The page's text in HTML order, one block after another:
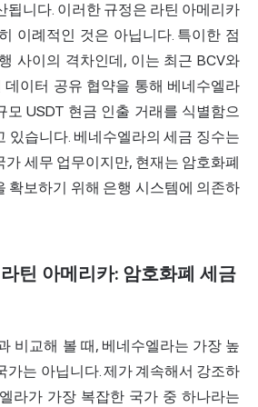
됩니다. 이러한 규정은 라틴 아메리카
이례적인 것은 아닙니다. 특이한 점
사이의 격차인데, 이는 최근 BCV와
데이터 공유 협약을 통해 베네수엘라
모 USDT 현금 인출 거래를 식별함으
있습니다. 베네수엘라의 세금 징수는
세무 업무이지만, 현재는 암호화폐
확보하기 위해 은행 시스템에 의존하
틴 아메리카: 암호화폐 세금
비교해 볼 때, 베네수엘라는 가장 높
가는 아닙니다. 제가 계속해서 강조하
라가 가장 복잡한 국가 중 하나라는